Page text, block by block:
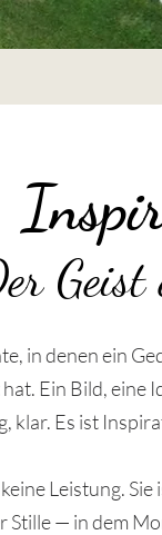
Geist
in denen ein
Ein Bild, eine
klar. Es ist
Leistung. Sie
Stille — in dem